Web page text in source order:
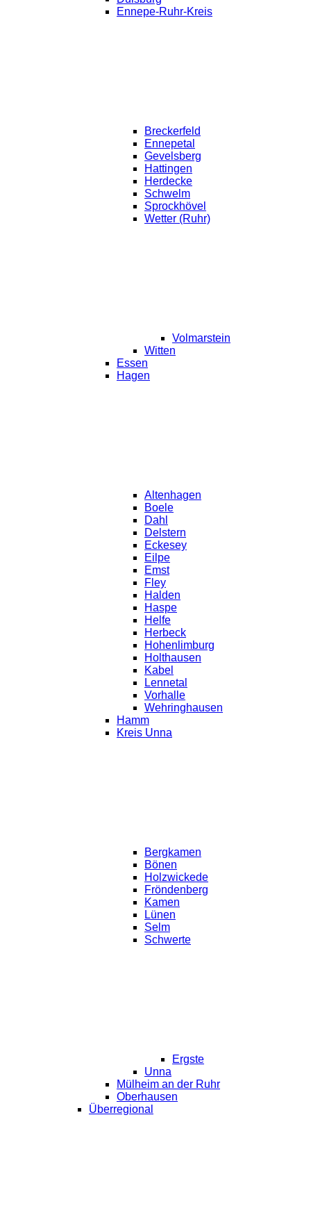
Ennepe-Ruhr-Kreis
Breckerfeld
Ennepetal
Gevelsberg
Hattingen
Herdecke
Schwelm
Sprockhövel
Wetter (Ruhr)
Volmarstein
Witten
Essen
Hagen
Altenhagen
Boele
Dahl
Delstern
Eckesey
Eilpe
Emst
Fley
Halden
Haspe
Helfe
Herbeck
Hohenlimburg
Holthausen
Kabel
Lennetal
Vorhalle
Wehringhausen
Hamm
Kreis Unna
Bergkamen
Bönen
Holzwickede
Fröndenberg
Kamen
Lünen
Selm
Schwerte
Ergste
Unna
Mülheim an der Ruhr
Oberhausen
Überregional